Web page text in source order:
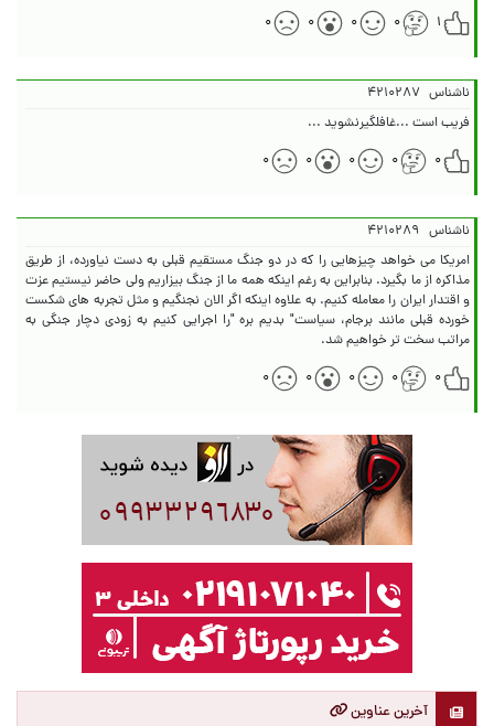
۱ ۰ ۰ ۰ ۰
ناشناس ۴۲۱۰۲۸۷
فریب است ...غافلگیرنشوید ...
۰
۰ ۰ ۰ ۰
ناشناس ۴۲۱۰۲۸۹
امریکا می خواهد چیزهایی را که در دو جنگ مستقیم قبلی به دست نیاورده، از طریق
مذاکره از ما بگیرد. بنابراین به رغم اینکه همه ما از جنگ بیزاریم ولی حاضر نیستیم عزت
و اقتدار ایران را معامله کنیم. به علاوه اینکه اگر الان نجنگیم و مثل تجربه های شکست
خورده قبلی مانند برجام، سیاست" بدیم بره "را اجرایی کنیم به زودی دچار جنگی به
مراتب سخت تر خواهیم شد.
۰
۰ ۰ ۰ ۰
آخرین عناوین